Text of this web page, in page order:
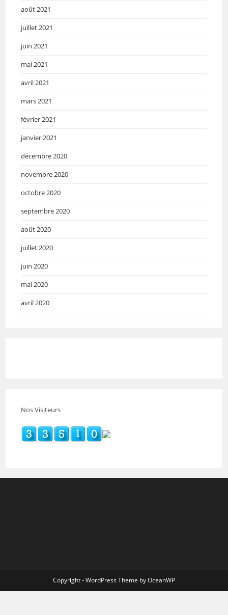
août 2021
juillet 2021
juin 2021
mai 2021
avril 2021
mars 2021
février 2021
janvier 2021
décembre 2020
novembre 2020
octobre 2020
septembre 2020
août 2020
juillet 2020
juin 2020
mai 2020
avril 2020
Nos Visiteurs
Copyright - WordPress Theme by OceanWP